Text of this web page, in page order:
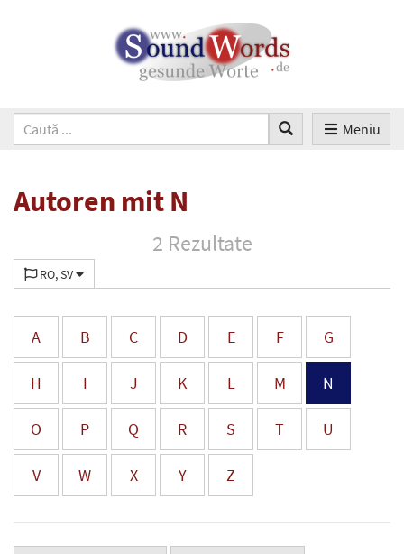
Meniu
Autoren mit N
2 Rezultate
RO, SV
A B C D E F G
H I J K L M N
O P Q R S T U
V W X Y Z